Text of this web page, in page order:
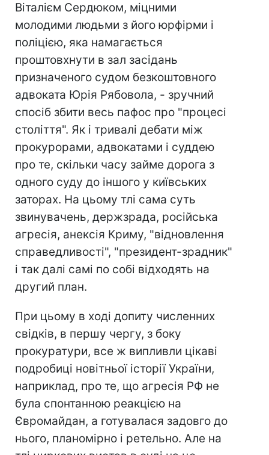
Віталієм Сердюком, міцними
молодими людьми з його юрфірми і
поліцією, яка намагається
проштовхнути в зал засідань
призначеного судом безкоштовного
адвоката Юрія Рябовола, - зручний
спосіб збити весь пафос про "процесі
століття". Як і тривалі дебати між
прокурорами, адвокатами і суддею
про те, скільки часу займе дорога з
одного суду до іншого у київських
заторах. На цьому тлі сама суть
звинувачень, держзрада, російська
агресія, анексія Криму, "відновлення
справедливості", "президент-зрадник"
і так далі самі по собі відходять на
другий план.
При цьому в ході допиту численних
свідків, в першу чергу, з боку
прокуратури, все ж випливли цікаві
подробиці новітньої історії України,
наприклад, про те, що агресія РФ не
була спонтанною реакцією на
Євромайдан, а готувалася задовго до
нього, планомірно і ретельно. Але на